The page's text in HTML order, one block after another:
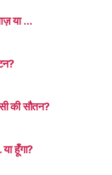
या …
की सौतन?
हूँगा?